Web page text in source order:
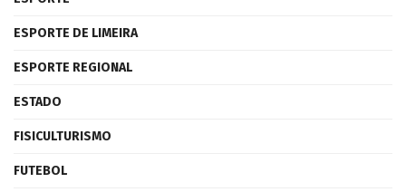
ESPORTE DE LIMEIRA
ESPORTE REGIONAL
ESTADO
FISICULTURISMO
FUTEBOL